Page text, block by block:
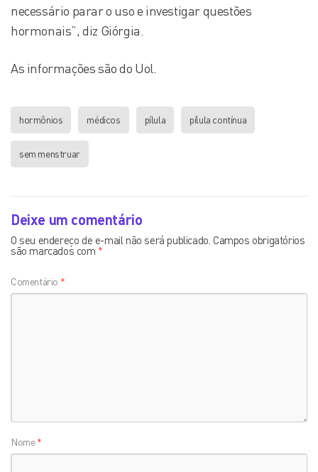
necessário parar o uso e investigar questões
hormonais”, diz Giórgia.
As informações são do Uol.
hormônios médicos pílula pílula contínua
sem menstruar
Deixe um comentário
O seu endereço de e-mail não será publicado. Campos obrigatórios
são marcados com *
Comentário *
Nome*